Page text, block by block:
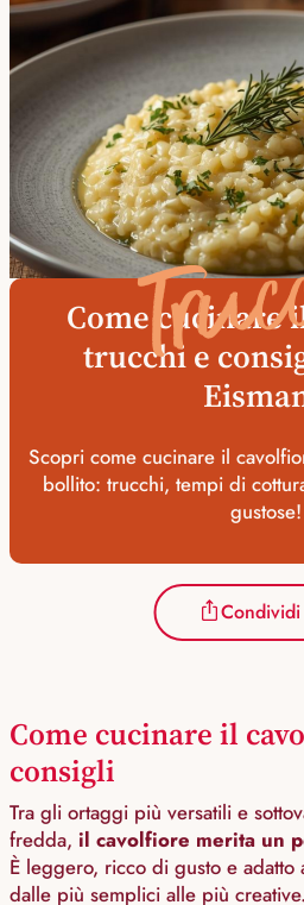
Come cucinare
trucchi e
Scopri come cucinare il
bollito: trucchi, tempi di
gustose!
Come cucinare il
consigli
Tra gli ortaggi più versatili e
fredda, il cavolfiore merita un
È leggero, ricco di gusto e adatto
dalle più semplici alle più creative.